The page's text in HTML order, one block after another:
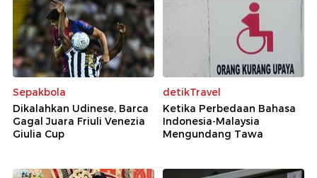
Sepakbola
Dikalahkan Udinese, Barca
Gagal Juara Friuli Venezia
Giulia Cup
detikTravel
Ketika Perbedaan Bahasa
Indonesia-Malaysia
Mengundang Tawa